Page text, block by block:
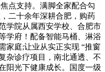
点支持。满脚全家配合勾
二十余年深耕合肥，购药
学院从属西安学校、合肥市
学府！配备智能马桶、淋浴
家庭;让业从实正实现 “推窗
杂诊疗项目，南北通透、不
阳光下健康成长。国度一级